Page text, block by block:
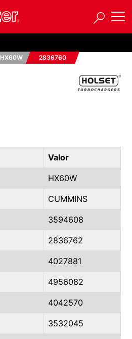
HX60W 2836760
Valor
HX60W
CUMMINS
3594608
2836762
4027881
4956082
4042570
3532045